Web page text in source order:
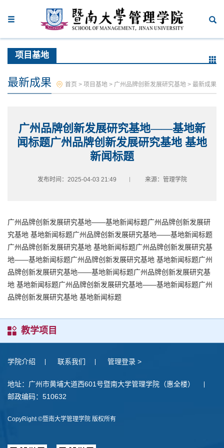
项目基地
最新成果 首页 > 项目基地 > 广州品牌创新发展研究基地 > 最新成果
广州品牌创新发展研究基地——基地新
闻标题广州品牌创新发展研究基地 基地
新闻标题
发布时间：2025-04-03 21:49 来源：管理学院
广州品牌创新发展研究基地——基地新闻标题广州品牌创新发展研
究基地 基地新闻标题广州品牌创新发展研究基地——基地新闻标题
广州品牌创新发展研究基地 基地新闻标题广州品牌创新发展研究基
地——基地新闻标题广州品牌创新发展研究基地 基地新闻标题广州
品牌创新发展研究基地——基地新闻标题广州品牌创新发展研究基
地 基地新闻标题广州品牌创新发展研究基地——基地新闻标题广州
品牌创新发展研究基地 基地新闻标题
教学项目
学院介绍 联系我们 管理登录 >
地址：广州市黄埔大道西601号暨南大学管理学院（惠全楼）
邮政编码：510632
CopyRight ©暨南大学管理学院 版权所有